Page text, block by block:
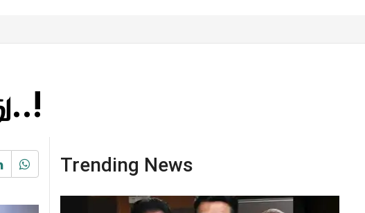
Trending News